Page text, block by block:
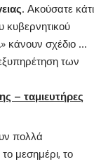
. Ακούσατε κάτι
κάνουν σχέδιο …
των
– ταμιευτήρες
πολλά
μεσημέρι, το